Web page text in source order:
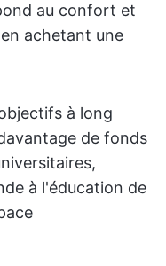
au confort et
achetant une
à long
de fonds
à l'éducation de